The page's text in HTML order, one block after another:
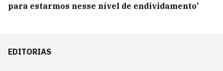
para estarmos nesse nível de endividamento’
EDITORIAS